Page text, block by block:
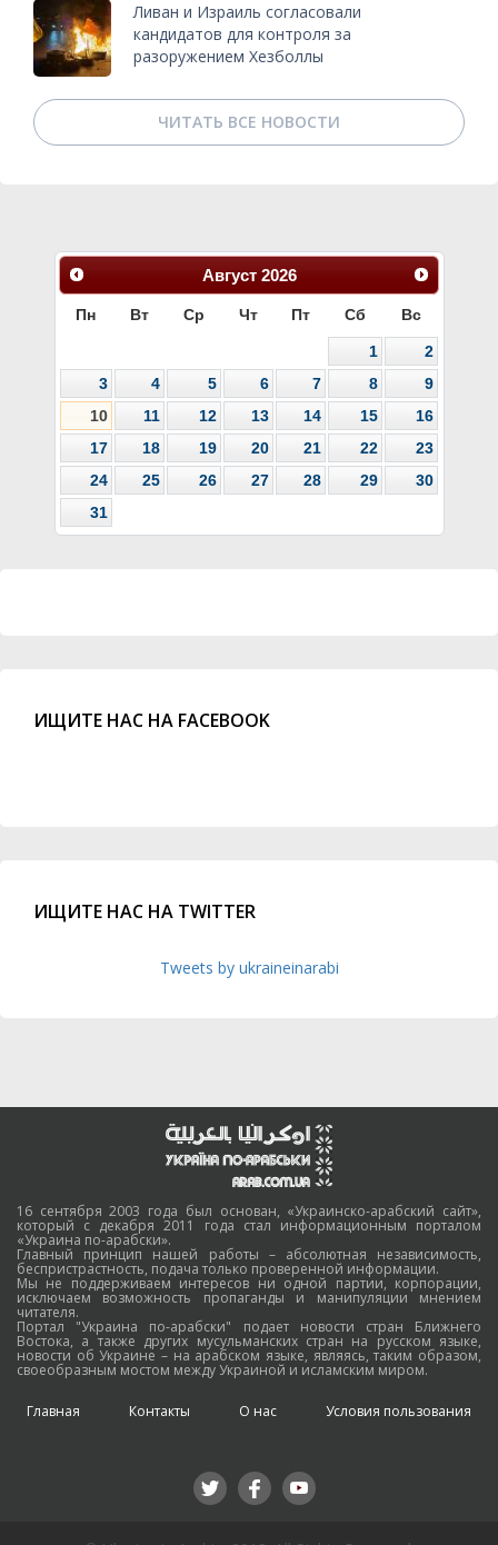
Ливан и Израиль согласовали
кандидатов для контроля за
разоружением Хезболлы
ЧИТАТЬ ВСЕ НОВОСТИ
Август 2026
Пн Вт Ср Чт Пт Сб Вс
1
2
3
4 5 6 7 8
9
10
11 12 13 14 15
16
17
18 19 20 21 22
23
24
25 26 27 28 29
30
31
ИЩИТЕ НАС НА FACEBOOK
ИЩИТЕ НАС НА TWITTER
Tweets by ukraineinarabi
16 сентября 2003 года был основан, «Украинско-арабский сайт»,
который с декабря 2011 года стал информационным порталом
«Украина по-арабски».
Главный принцип нашей работы – абсолютная независимость,
беспристрастность, подача только проверенной информации.
Мы не поддерживаем интересов ни одной партии, корпорации,
исключаем возможность пропаганды и манипуляции мнением
читателя.
Портал "Украина по-арабски" подает новости стран Ближнего
Востока, а также других мусульманских стран на русском языке,
новости об Украине – на арабском языке, являясь, таким образом,
своеобразным мостом между Украиной и исламским миром.
Главная Контакты О нас Условия пользования